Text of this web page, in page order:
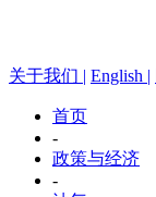
关于我们 | English |
首页
-
政策与经济
-